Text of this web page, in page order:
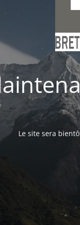
Le site sera